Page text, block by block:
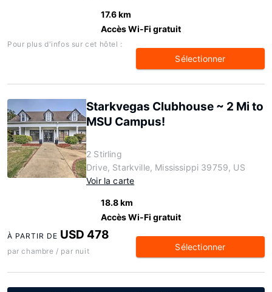
17.6 km
Accès Wi-Fi gratuit
Pour plus d'infos sur cet hôtel :
Sélectionner
Starkvegas Clubhouse ~ 2 Mi to
MSU Campus!
2 Stirling
Drive, Starkville, Mississippi 39759, US
Voir la carte
18.8 km
Accès Wi-Fi gratuit
À PARTIR DE USD 478
par chambre / par nuit Sélectionner